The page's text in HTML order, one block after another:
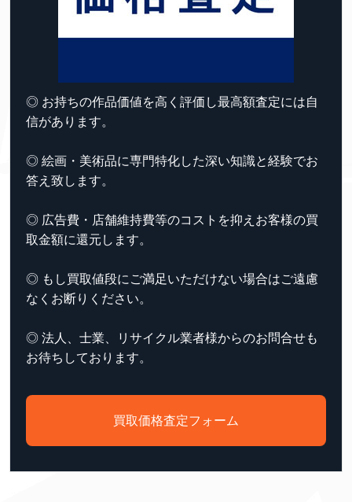
◎ お持ちの作品価値を高く評価し最高額査定には自
信があります。
◎ 絵画・美術品に専門特化した深い知識と経験でお
答え致します。
◎ 広告費・店舗維持費等のコストを抑えお客様の買
取金額に還元します。
◎ もし買取値段にご満足いただけない場合はご遠慮
なくお断りください。
◎ 法人、士業、リサイクル業者様からのお問合せも
お待ちしております。
買取価格査定フォーム